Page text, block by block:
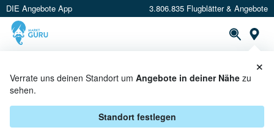
DIE Angebote App 3.806.835 Flugblätter & Angebote
Verrate uns deinen Standort um Angebote in deiner Nähe zu
sehen.
Standort festlegen
×
TESA ANGEBOTE IN
FELDKIRCHEN IN KÄRNTEN